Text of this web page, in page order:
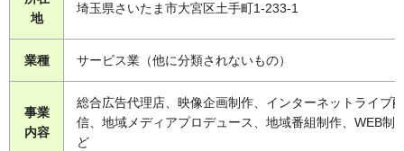
地
埼玉県さいたま市大宮区土手町1-233-1
業種 サービス業（他に分類されないもの）
事業
内容
総合広告代理店、映像企画制作、インターネットライブ配
信、地域メディアプロデュース、地域番組制作、WEB制
ど